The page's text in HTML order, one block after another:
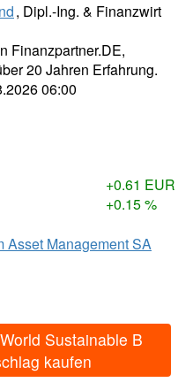
, Dipl.-Ing. & Finanzwirt
Finanzpartner.DE,
20 Jahren Erfahrung.
06:00
+0.61 EUR
+0.15 %
Asset Management SA
Sustainable B
kaufen